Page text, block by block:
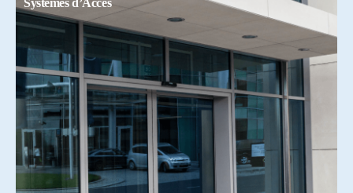
Systemes d’Accés